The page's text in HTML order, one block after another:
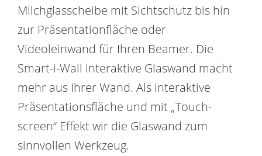
Milchglasscheibe mit Sichtschutz bis hin
zur Präsentationfläche oder
Videoleinwand für Ihren Beamer. Die
Smart-i-Wall interaktive Glaswand macht
mehr aus Ihrer Wand. Als interaktive
Präsentationsfläche und mit „Touch-
screen“ Effekt wir die Glaswand zum
sinnvollen Werkzeug.